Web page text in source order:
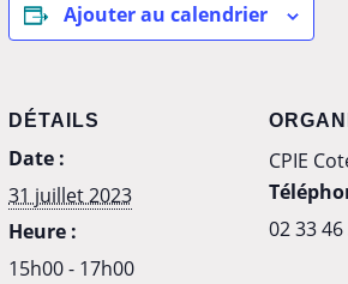
Ajouter au calendrier
DÉTAILS
Date :
31 juillet 2023
Heure :
15h00 - 17h00
CPIE
02 33